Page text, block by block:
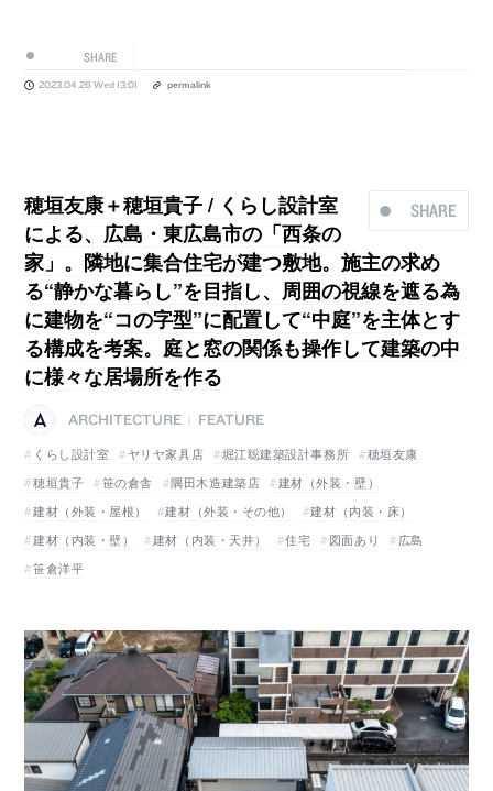
SHARE
2023.04.26 Wed 13:01 permalink
SHARE
穂垣友康＋穂垣貴子 / くらし設計室
による、広島・東広島市の「西条の
家」。隣地に集合住宅が建つ敷地。施主の求め
る“静かな暮らし”を目指し、周囲の視線を遮る為
に建物を“コの字型”に配置して“中庭”を主体とす
る構成を考案。庭と窓の関係も操作して建築の中
に様々な居場所を作る
ARCHITECTURE
FEATURE
くらし設計室
ヤリヤ家具店 堀江聡建築設計事務所
穂垣友康
穂垣貴子
笹の倉舎 隅田木造建築店
建材（外装・壁）
建材（外装・屋根）
建材（外装・その他）
建材（内装・床）
建材（内装・壁）
建材（内装・天井） 住宅 図面あり
広島
笹倉洋平